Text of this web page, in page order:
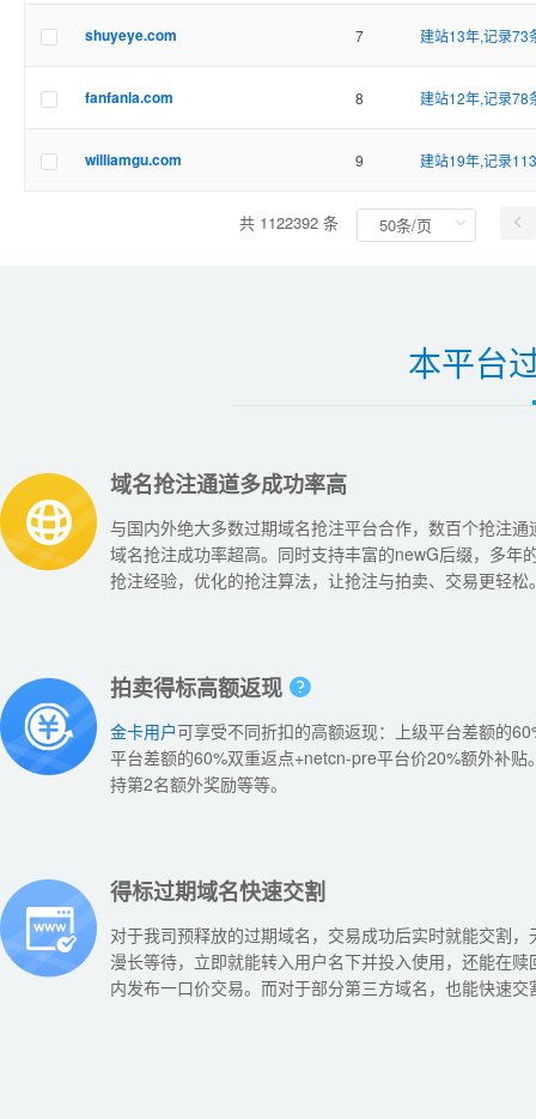
shuyeye.com 7 建站13年,记录73
fanfanla.com 8 建站12年,记录78
williamgu.com 9 建站19年,记录
共 1122392 条
本平台
域名抢注通道多成功率高
与国内外绝大多数过期域名抢注平台合作，数百个抢注通
域名抢注成功率超高。同时支持丰富的newG后缀，多年
抢注经验，优化的抢注算法，让抢注与拍卖、交易更轻松
拍卖得标高额返现
金卡用户可享受不同折扣的高额返现：上级平台差额的
平台差额的60%双重返点+netcn-pre平台价20%额外补贴
持第2名额外奖励等等。
得标过期域名快速交割
对于我司预释放的过期域名，交易成功后实时就能交割，
漫长等待，立即就能转入用户名下并投入使用，还能在赎
内发布一口价交易。而对于部分第三方域名，也能快速交